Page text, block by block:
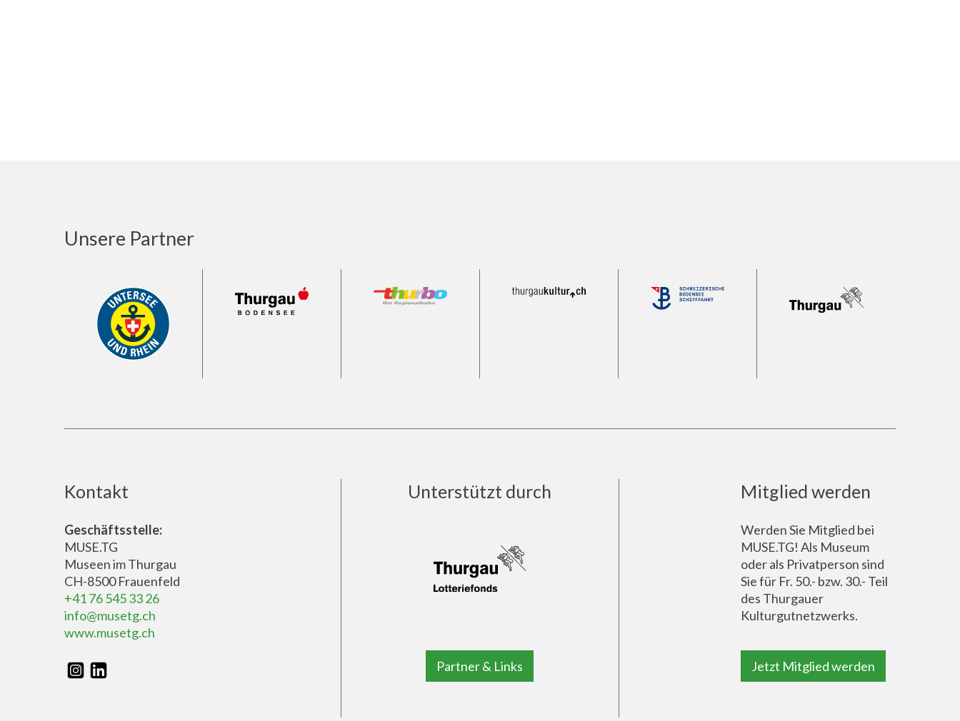
Unsere Partner
Kontakt
Geschäftsstelle:
MUSE.TG
Museen im Thurgau
CH-8500 Frauenfeld
+41 76 545 33 26
info@musetg.ch
www.musetg.ch
Unterstützt durch
Partner & Links
Mitglied werden
Werden Sie Mitglied bei
MUSE.TG! Als Museum
oder als Privatperson sind
Sie für Fr. 50.- bzw. 30.- Teil
des Thurgauer
Kulturgutnetzwerks.
Jetzt Mitglied werden